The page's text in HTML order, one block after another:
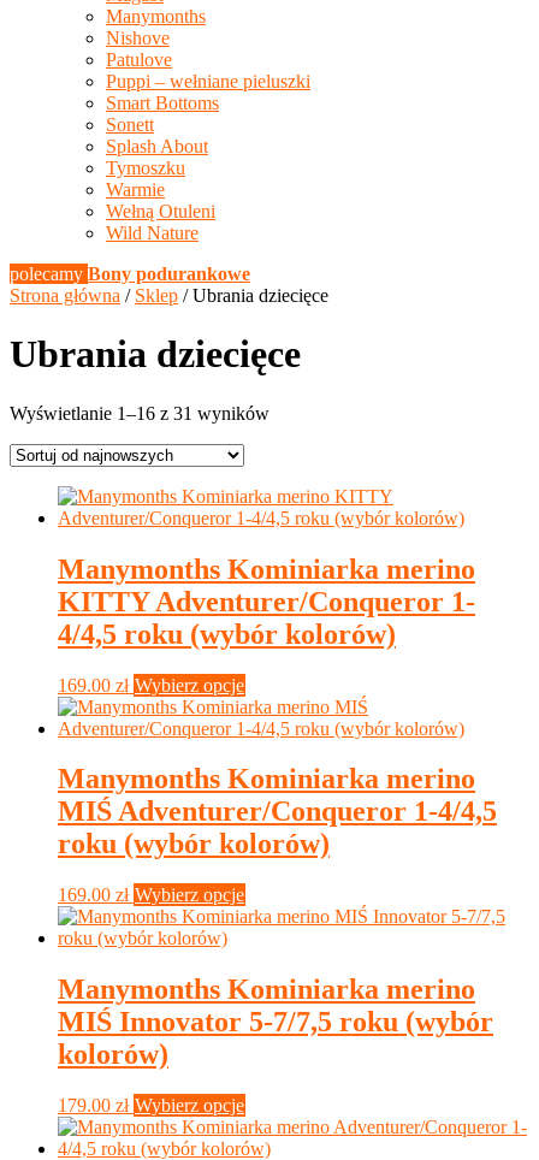
Manymonths
Nishove
Patulove
Puppi – wełniane pieluszki
Smart Bottoms
Sonett
Splash About
Tymoszku
Warmie
Wełną Otuleni
Wild Nature
polecamy Bony podurankowe
Strona główna / Sklep / Ubrania dziecięce
Ubrania dziecięce
Wyświetlanie 1–16 z 31 wynikówPosortowane
Manymonths Kominiarka merino
KITTY Adventurer/Conqueror 1-
4/4,5 roku (wybór kolorów)
169.00 zł Wybierz opcje
produkt
ma
wariantów.
Opcje
można
wybrać
na
stronie
Manymonths Kominiarka merino
MIŚ Adventurer/Conqueror 1-4/4,5
roku (wybór kolorów)
169.00 zł Wybierz opcje
produkt
wariantów.
Opcje
można
Manymonths Kominiarka merino
MIŚ Innovator 5-7/7,5 roku (wybór
kolorów)
179.00 zł Wybierz opcje
produkt
ma